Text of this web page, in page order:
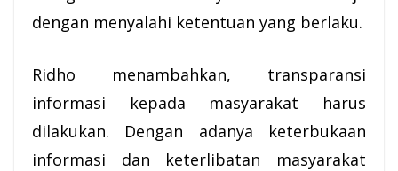
dengan menyalahi ketentuan yang berlaku.
Ridho menambahkan, transparansi
informasi kepada masyarakat harus
dilakukan. Dengan adanya keterbukaan
informasi dan keterlibatan masyarakat